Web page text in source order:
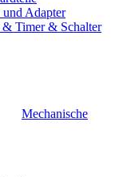
und Adapter
Timer & Schalter
Mechanische